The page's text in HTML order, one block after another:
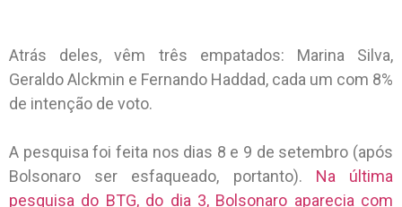
Atrás deles, vêm três empatados: Marina Silva,
Geraldo Alckmin e Fernando Haddad, cada um com 8%
de intenção de voto.
A pesquisa foi feita nos dias 8 e 9 de setembro (após
Bolsonaro ser esfaqueado, portanto). Na última
pesquisa do BTG, do dia 3, Bolsonaro aparecia com